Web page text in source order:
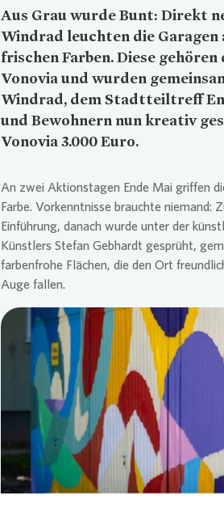
Aus Grau wurde Bunt: Direkt
Windrad leuchten die
frischen Farben. Diese
Vonoviaund wurden
Windrad, dem Stadtteiltreff
und Bewohnern nun kreativ
Vonovia3.000 Euro.
An zwei Aktionstagen Ende Mai griffen
Farbe. Vorkenntnisse brauchte niemand:
Einführung, danach wurde unter der
Künstlers Stefan Gebhardt gesprüht,
farbenfrohe Flächen, die den Ort
Auge fallen.